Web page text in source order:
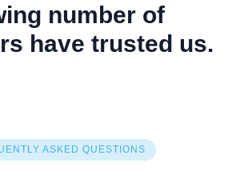
number of
have trusted us.
ASKED QUESTIONS